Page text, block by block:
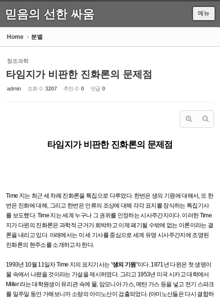
믿음의 선한 싸움 메뉴
Home 분별
창조과학
타임지가 비판한 진화론의 문제점
admin 조회 수 3207 추천 수 0 댓글 0
타임지가 비판한 진화론의 문제점
Time 지는 최근 세 차례 진화론을 특집으로 다루었다. 한번은 생의 기원에 대해서, 또 한
번은 진화에 대해, 그리고 한번은 인류의 조상에 대해 각각 표지를 장식하는 특집기사
를 보도했다. Time 지는 세계 누구나 그 권위를 인정하는 시사주간지이다.이러한Time
지가 다윈의 진화론은 과학적 근거가 희박하고 이제 폐기될 수밖에 없는 이론이라는 결
론을 내리고 있다. 아래에서는 이 세 기사를 중심으로 세계 유명 시사주간지에 조명된
진화론의 현주소를 소개하고자 한다.
1993년 10월 11일자Time 지의 표지기사는 "생의 기원"이다. 1871년 다윈은 첫 생명이
물 속에서 나왔을 것이라는 가설을 제시하였다. 그리고 1953년 미국 시카고 대학에서
Miller라는 대학원생이 유리관 속에 물, 암모니아 가스,메탄 가스 등을 넣고 전기 스파크
를 일주일 동안 가해보니까 소량의 아미노산이 검출되었다. (아미노산들은 다시 결합하
Sketchbook5, 스케치북5